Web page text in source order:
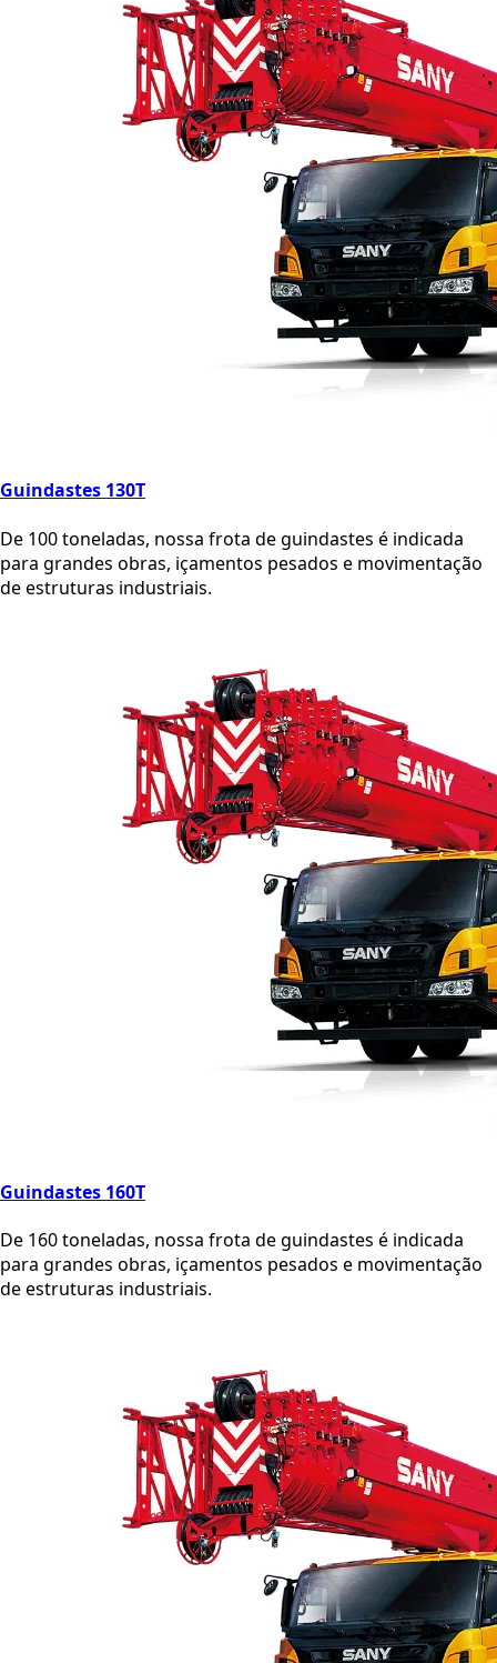
Guindastes 130T
De 100 toneladas, nossa frota de guindastes é indicada
para grandes obras, içamentos pesados e movimentação
de estruturas industriais.
Guindastes 160T
De 160 toneladas, nossa frota de guindastes é indicada
para grandes obras, içamentos pesados e movimentação
de estruturas industriais.